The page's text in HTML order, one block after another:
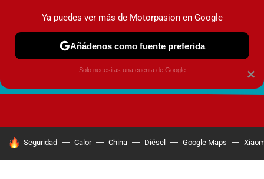
HOY SE HABLA DE
Seguridad Calor China Diésel Google Maps
×
Ya puedes ver más de Motorpasion en Google
Añádenos como fuente preferida
Solo necesitas una cuenta de Google